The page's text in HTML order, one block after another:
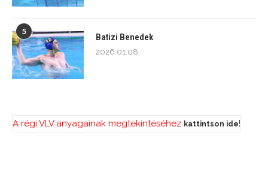
5
Batizi Benedek
2026.01.08.
A régi VLV anyagainak megtekintéséhez kattintson ide!